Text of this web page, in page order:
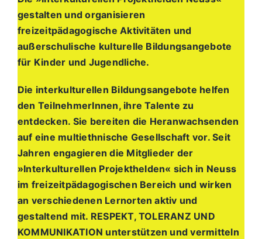
gestalten und organisieren
freizeitpädagogische Aktivitäten und
außerschulische kulturelle Bildungsangebote
für Kinder und Jugendliche.
Die interkulturellen Bildungsangebote helfen
den TeilnehmerInnen, ihre Talente zu
entdecken. Sie bereiten die Heranwachsenden
auf eine multiethnische Gesellschaft vor. Seit
Jahren engagieren die Mitglieder der
»Interkulturellen Projekthelden« sich in Neuss
im freizeitpädagogischen Bereich und wirken
an verschiedenen Lernorten aktiv und
gestaltend mit. RESPEKT, TOLERANZ UND
KOMMUNIKATION unterstützen und vermitteln